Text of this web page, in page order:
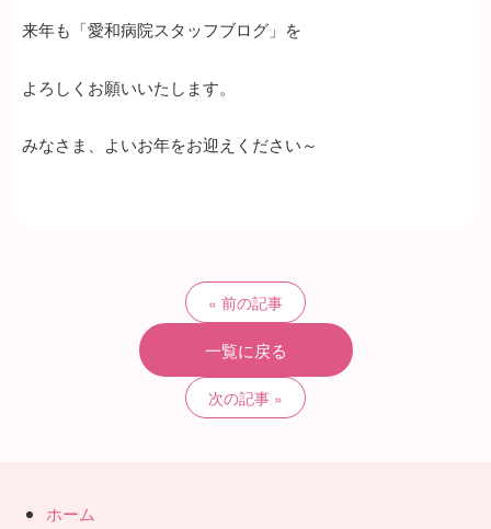
来年も「愛和病院スタッフブログ」を
よろしくお願いいたします。
みなさま、よいお年をお迎えください～
前の記事
一覧に戻る
次の記事
ホーム